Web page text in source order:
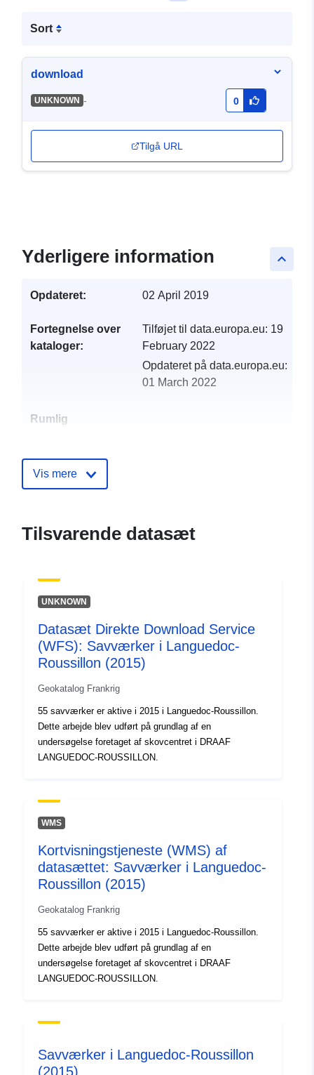
Sort
download
UNKNOWN - 0
Tilgå URL
keyboard_arrow_up
Yderligere information
Opdateret: 02 April 2019
Fortegnelse over
kataloger:
Tilføjet til data.europa.eu: 19
February 2022
Opdateret på data.europa.eu:
01 March 2022
Rumlig
Identifikatorer:
7788-4097-9bb2-
437e-86a6-28bffed683af
Type:
Ressource:
http://inspire.ec.europa.eu/
Vis mere
Tilsvarende datasæt
UNKNOWN
Datasæt Direkte Download Service
(WFS): Savværker i Languedoc-
Roussillon (2015)
Geokatalog Frankrig
55 savværker er aktive i 2015 i Languedoc-Roussillon.
Dette arbejde blev udført på grundlag af en
undersøgelse foretaget af skovcentret i DRAAF
LANGUEDOC-ROUSSILLON.
WMS
Kortvisningstjeneste (WMS) af
datasættet: Savværker i Languedoc-
Roussillon (2015)
Geokatalog Frankrig
55 savværker er aktive i 2015 i Languedoc-Roussillon.
Dette arbejde blev udført på grundlag af en
undersøgelse foretaget af skovcentret i DRAAF
LANGUEDOC-ROUSSILLON.
Savværker i Languedoc-Roussillon
(2015)